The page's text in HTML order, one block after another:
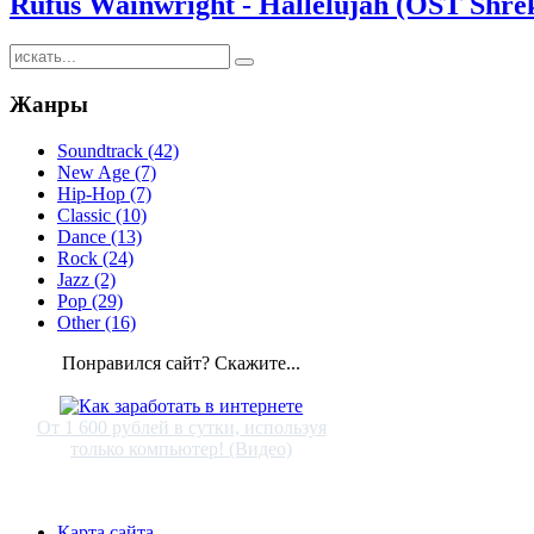
Жанры
Soundtrack (42)
New Age (7)
Hip-Hop (7)
Classic (10)
Dance (13)
Rock (24)
Jazz (2)
Pop (29)
Other (16)
Понравился сайт? Скажите...
От 1 600 рублей в сутки, используя
только компьютер! (Видео)